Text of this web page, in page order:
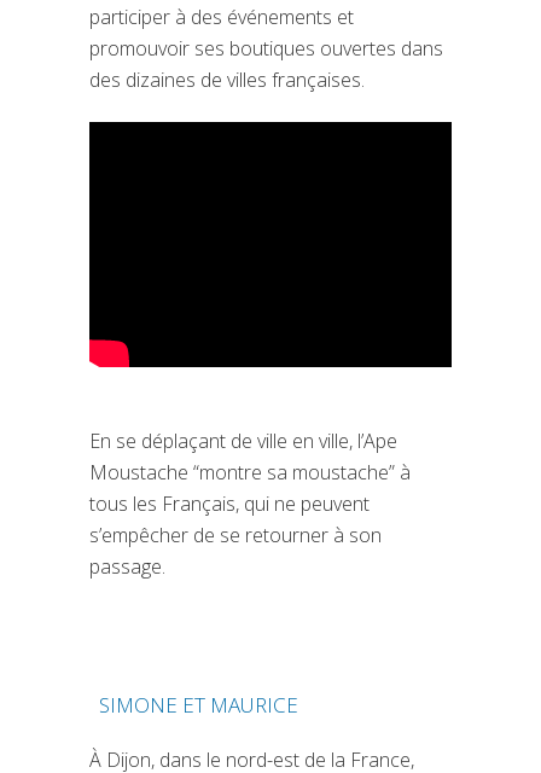
participer à des événements et
promouvoir ses boutiques ouvertes dans
des dizaines de villes françaises.
En se déplaçant de ville en ville, l’Ape
Moustache “montre sa moustache” à
tous les Français, qui ne peuvent
s’empêcher de se retourner à son
passage.
SIMONE ET MAURICE(SI APRE IN UNA NUOVA SCHEDA)
À Dijon, dans le nord-est de la France,